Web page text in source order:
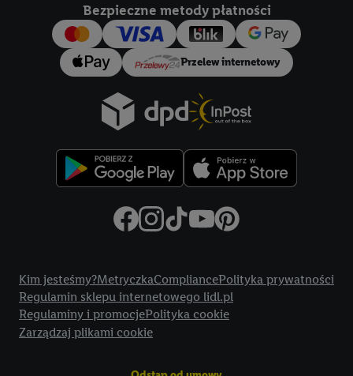
Bezpieczne metody płatności
Przelew internetowy
Kim jesteśmy?MetryczkaCompliancePolityka prywatności
Regulamin sklepu internetowego lidl.pl
Regulaminy i promocjePolityka cookie
Zarządzaj plikami cookie